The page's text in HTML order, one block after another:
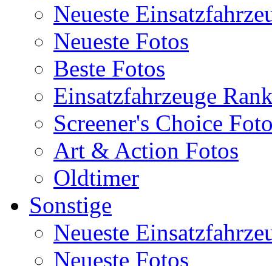
Neueste
Neueste Fotos
Beste Fotos
Einsatzfahrzeuge
Screener's Choice
Art & Action Fotos
Oldtimer
Sonstige
Neueste
Neueste Fotos